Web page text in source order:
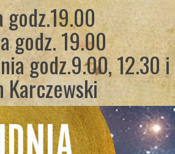
godz. 19.00
godz.9.00, 12.30
Karczewski